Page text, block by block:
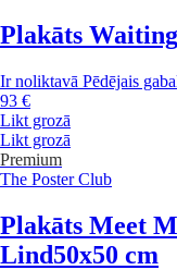
Plakāts
Ir noliktavā Pēdējais
93 €
Likt grozā
Likt grozā
Premium
The Poster Club
Plakāts Meet
Lind50x50 cm